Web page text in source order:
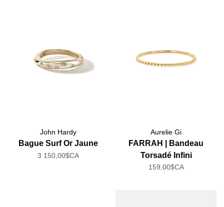
John Hardy
Bague Surf Or Jaune
3 150,00$CA
Aurelie Gi
FARRAH | Bandeau
Torsadé Infini
159,00$CA